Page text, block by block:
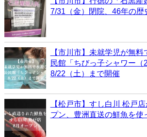
7/31（金）閉院、46年の歴
【市川市】未就学児が無
民館「ちびっ子シャワー（
8/22（土）まで開催
【松戸市】すし白川 松戸
プン、豊洲直送の鮮魚を使